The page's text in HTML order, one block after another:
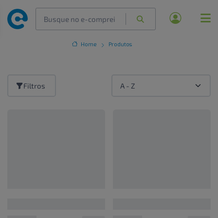
Home Produtos
Filtros